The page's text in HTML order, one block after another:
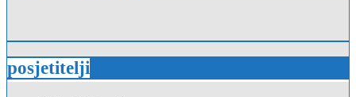
posjetitelji